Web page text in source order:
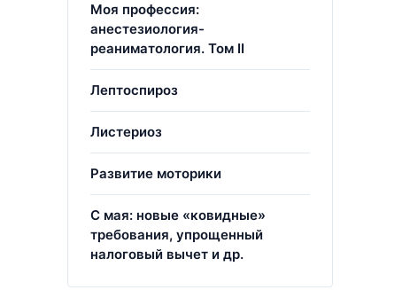
Моя профессия:
анестезиология-
реаниматология. Том II
Лептоспироз
Листериоз
Развитие моторики
С мая: новые «ковидные»
требования, упрощенный
налоговый вычет и др.